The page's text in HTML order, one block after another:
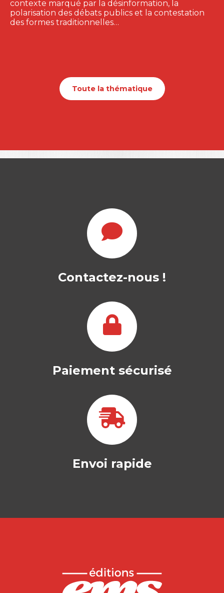
contexte marqué par la désinformation, la
polarisation des débats publics et la contestation
des formes traditionnelles…
Toute la thématique
Contactez-nous !
Paiement sécurisé
Envoi rapide